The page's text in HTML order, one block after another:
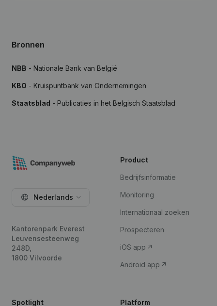
Bronnen
NBB - Nationale Bank van België
KBO - Kruispuntbank van Ondernemingen
Staatsblad - Publicaties in het Belgisch Staatsblad
Nederlands
Kantorenpark Everest
Leuvensesteenweg
248D,
1800 Vilvoorde
Product
Bedrijfsinformatie
Monitoring
Internationaal zoeken
Prospecteren
iOS app
Android app
Spotlight Platform